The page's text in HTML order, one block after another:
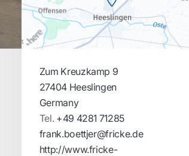
Zum Kreuzkamp 9
27404 Heeslingen
Germany
Tel. +49 4281 71285
frank.boettjer@fricke.de
http://www.fricke-